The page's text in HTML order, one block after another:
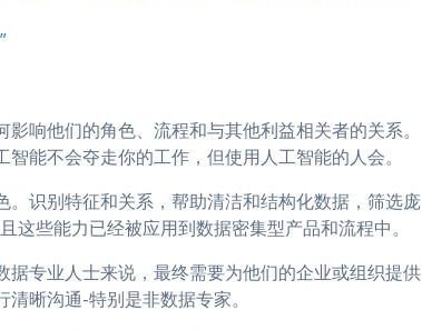
响他们的角色、流程和与其他利益相关者的关系。
能不会夺走你的工作，但使用人工智能的人会。
识别特征和关系，帮助清洁和结构化数据，筛选庞
些能力已经被应用到数据密集型产品和流程中。
专业人士来说，最终需要为他们的企业或组织提供
晰沟通-特别是非数据专家。